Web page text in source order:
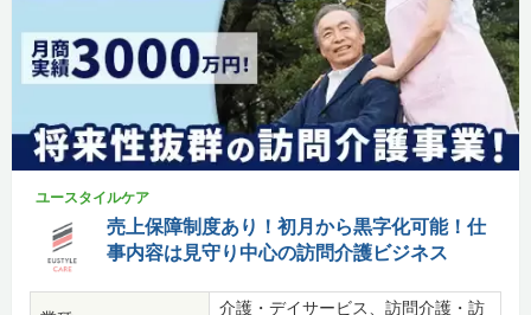
ユースタイルケア
売上保障制度あり！初月から黒字化可能！仕
事内容は見守り中心の訪問介護ビジネス
介護・デイサービス、訪問介護・訪